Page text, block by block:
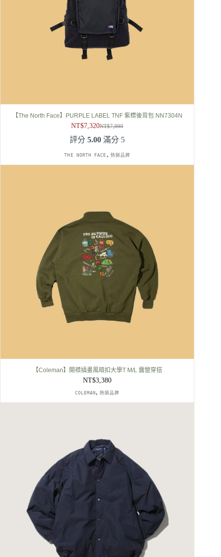
【The North Face】PURPLE LABEL TNF 紫標後背包 NN7304N
NT$7,990
始
NT$7,320
前
評分5.00 滿分 5
THE NORTH FACE , 熱銷品牌
【Coleman】開襟插畫風暗扣大學T M/L 露營穿搭
NT$3,380
COLEMAN ,熱銷品牌